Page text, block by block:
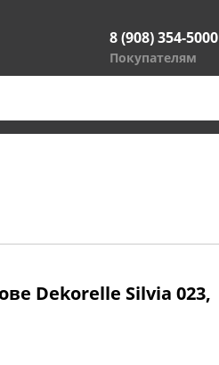
8 (908) 354-5000
Покупателям
Dekorelle Silvia 023,